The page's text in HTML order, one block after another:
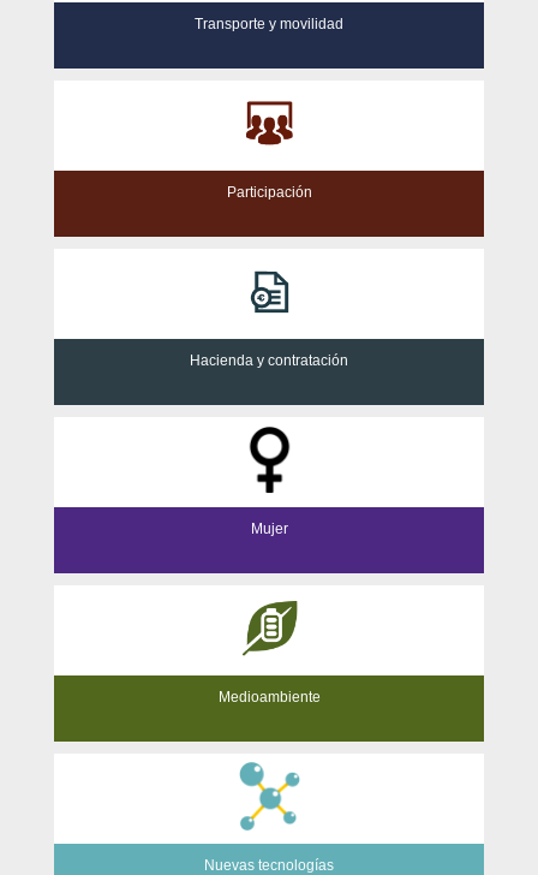
Transporte y movilidad
Participación
Hacienda y contratación
Mujer
Medioambiente
Nuevas tecnologías